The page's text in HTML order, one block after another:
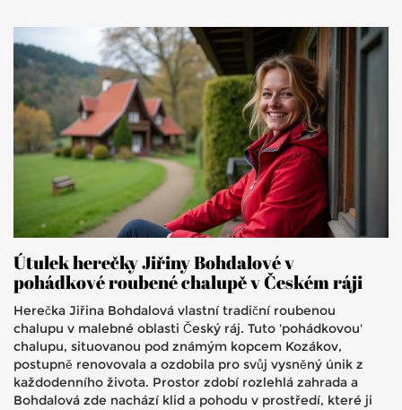
Útulek herečky Jiřiny Bohdalové v
pohádkové roubené chalupě v Českém ráji
Herečka Jiřina Bohdalová vlastní tradiční roubenou
chalupu v malebné oblasti Český ráj. Tuto 'pohádkovou'
chalupu, situovanou pod známým kopcem Kozákov,
postupně renovovala a ozdobila pro svůj vysněný únik z
každodenního života. Prostor zdobí rozlehlá zahrada a
Bohdalová zde nachází klid a pohodu v prostředí, které ji